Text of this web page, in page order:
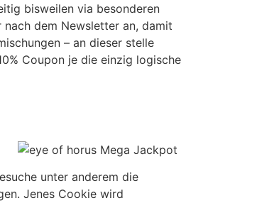
bisweilen via besonderen
dem Newsletter an, damit
– an dieser stelle
Coupon je die einzig logische
unter anderem die
Jenes Cookie wird